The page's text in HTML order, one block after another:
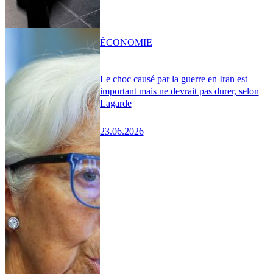
Le choc causé par la guerre en Iran est
important mais ne devrait pas durer, selon
Lagarde
23.06.2026
ÉCONOMIE